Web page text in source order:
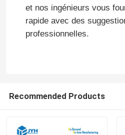
et nos ingénieurs vous
rapide avec des
professionnelles.
Recommended Products